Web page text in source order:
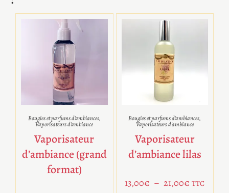
Bougies et parfums d'ambiances,
Vaporisateurs d'ambiance
Vaporisateur
d’ambiance (grand
format)
Bougies et parfums d'ambiances,
Vaporisateurs d'ambiance
Vaporisateur
d’ambiance lilas
13,00€ – 21,00€ TTC